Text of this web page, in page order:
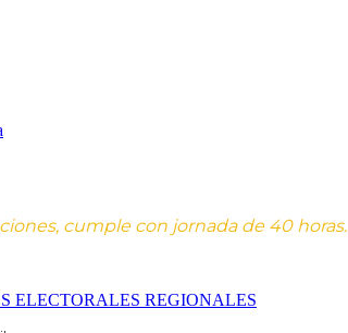
cumple con jornada de 40 horas.
ELECTORALES REGIONALES